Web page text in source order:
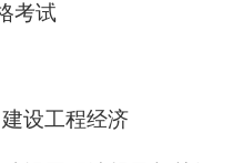
考试
设工程经济